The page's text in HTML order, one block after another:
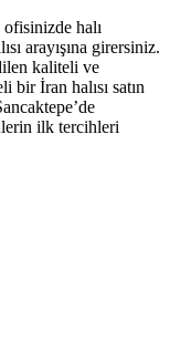
halı
arayışına girersiniz.
kaliteli ve
bir İran halısı satın
ilk tercihleri